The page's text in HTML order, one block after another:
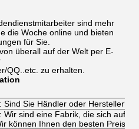
sind mehr
die Woche online und bieten
für Sie.
überall auf der Welt per E-
QQ..etc. zu erhalten.
Sind Sie Händler oder Hersteller?
Wir sind eine Fabrik, die sich auf
können Ihnen den besten Preis